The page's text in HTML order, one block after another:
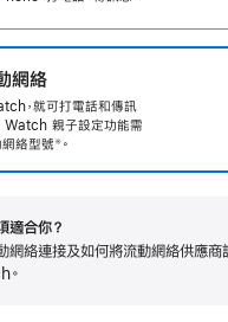
網絡
，就可打電話和傳訊
Watch 親子設定功能需
絡型號 ※ 。
適合你？
網絡連接及如何將流動網絡供應商